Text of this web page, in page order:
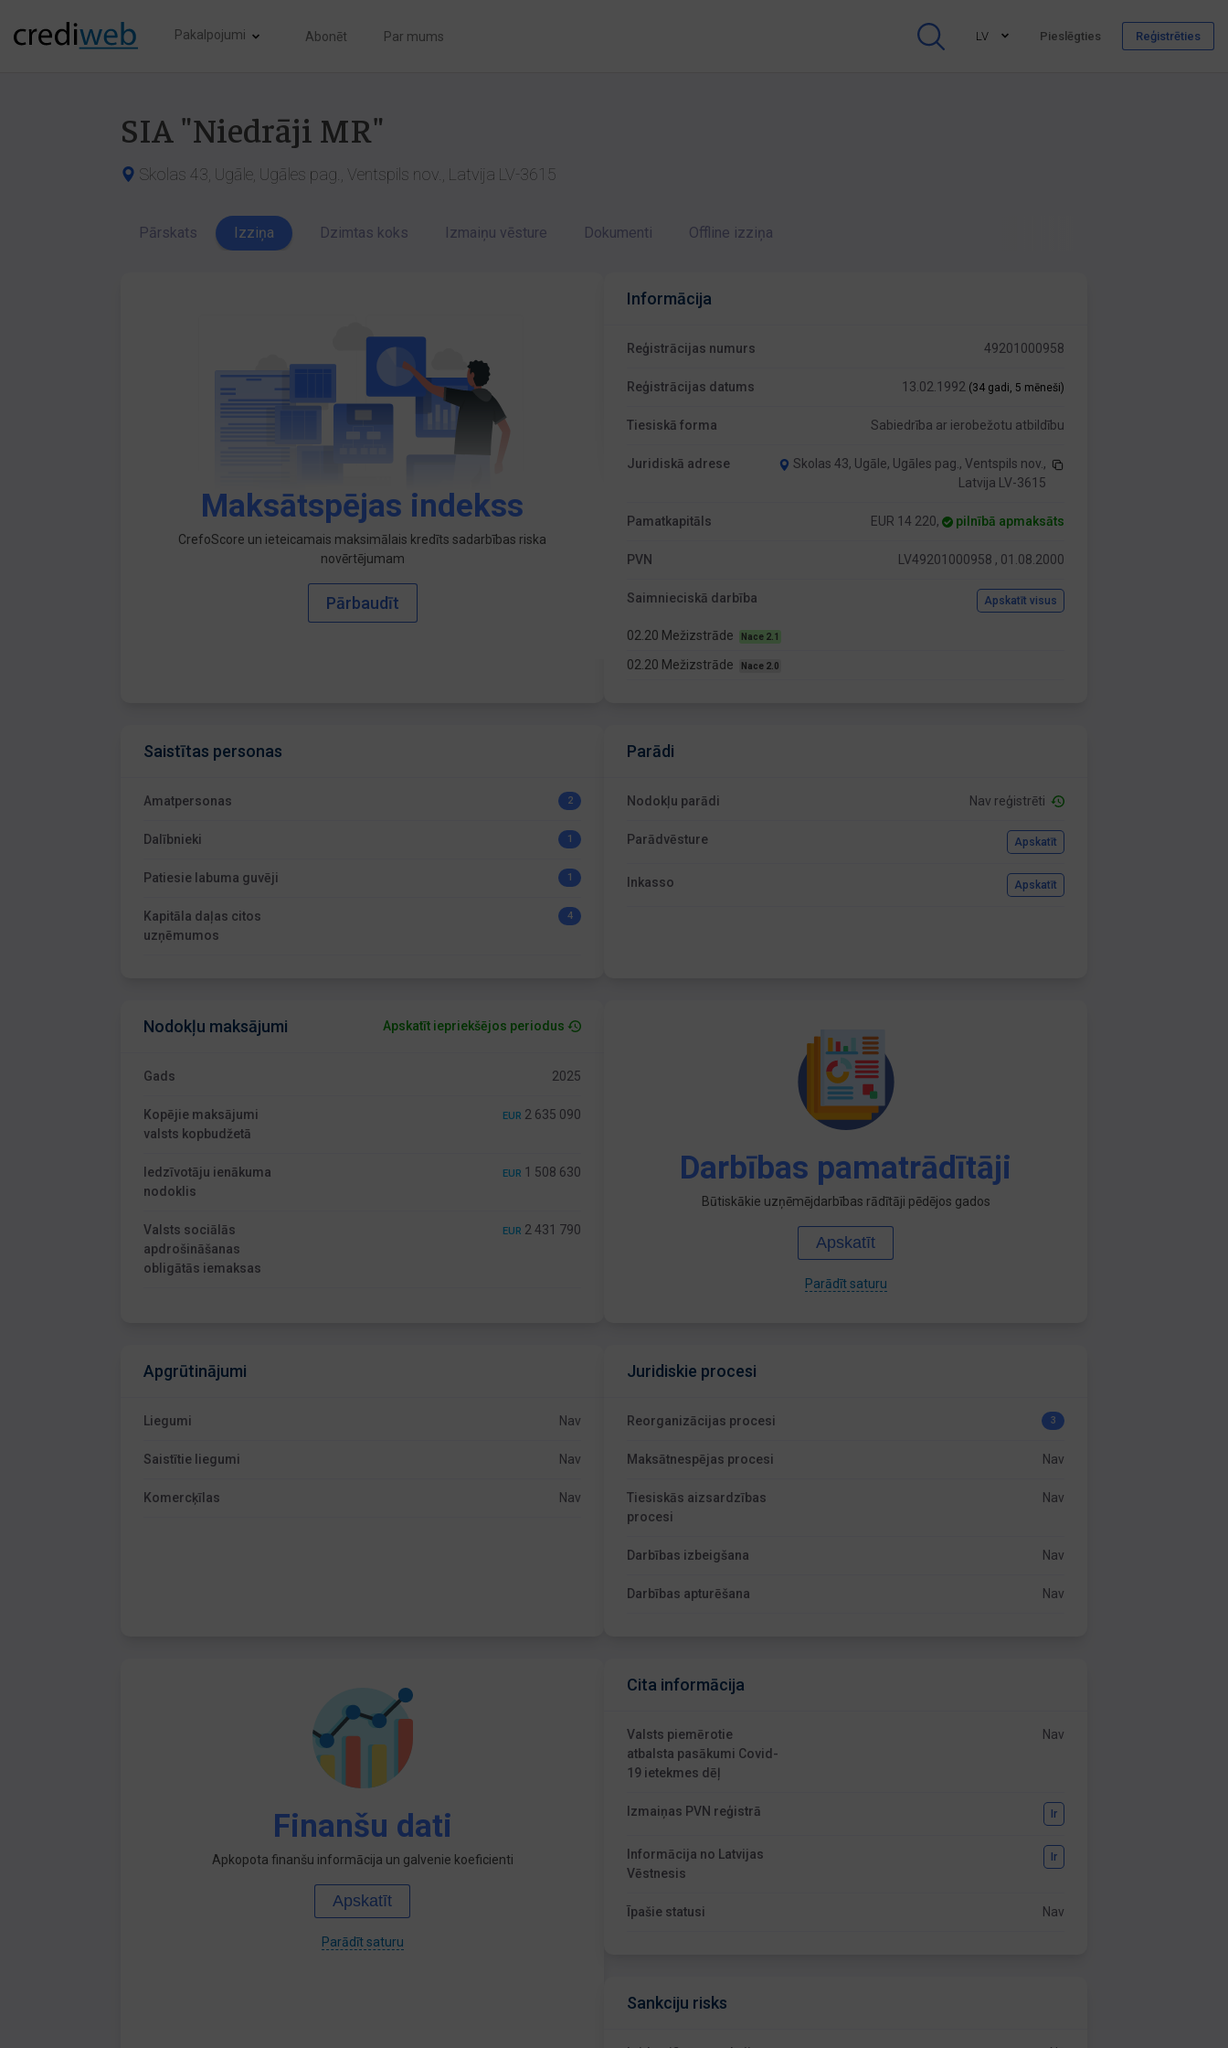
Pakalpojumi Abonēt Par mums LV Pieslēgties Reģistrēties
SIA "Niedrāji MR"
Skolas 43, Ugāle, Ugāles pag., Ventspils nov., Latvija LV-3615
Pārskats Izziņa Dzimtas koks Izmaiņu vēsture Dokumenti Offline izziņa
Maksātspējas indekss
CrefoScore un ieteicamais maksimālais kredīts sadarbības riska
novērtējumam
Pārbaudīt
Informācija
Reģistrācijas numurs 49201000958
Reģistrācijas datums 13.02.1992 (34 gadi, 5 mēneši)
Tiesiskā forma Sabiedrība ar ierobežotu atbildību
Juridiskā adrese
Skolas 43, Ugāle, Ugāles pag., Ventspils nov.,
Latvija LV-3615
Pamatkapitāls EUR 14 220, pilnībā apmaksāts
PVN LV49201000958 , 01.08.2000
Saimnieciskā darbība Apskatīt visus
02.20 Mežizstrāde Nace 2.1
02.20 Mežizstrāde Nace 2.0
Saistītas personas
Amatpersonas 2
Dalībnieki 1
Patiesie labuma guvēji 1
Kapitāla daļas citos
uzņēmumos
4
Parādi
Nodokļu parādi Nav reģistrēti
Parādvēsture Apskatīt
Inkasso Apskatīt
Nodokļu maksājumi Apskatīt iepriekšējos periodus
Gads 2025
Kopējie maksājumi
valsts kopbudžetā
EUR 2 635 090
Iedzīvotāju ienākuma
nodoklis
EUR 1 508 630
Valsts sociālās
apdrošināšanas
obligātās iemaksas
EUR 2 431 790
Darbības pamatrādītāji
Būtiskākie uzņēmējdarbības rādītāji pēdējos gados
Apskatīt
Parādīt saturu
Apgrūtinājumi
Liegumi Nav
Saistītie liegumi Nav
Komercķīlas Nav
Juridiskie procesi
Reorganizācijas procesi 3
Maksātnespējas procesi Nav
Tiesiskās aizsardzības
procesi
Nav
Darbības izbeigšana Nav
Darbības apturēšana Nav
Finanšu dati
Apkopota finanšu informācija un galvenie koeficienti
Apskatīt
Parādīt saturu
Cita informācija
Valsts piemērotie
atbalsta pasākumi Covid-
19 ietekmes dēļ
Nav
Izmaiņas PVN reģistrā Ir
Informācija no Latvijas
Vēstnesis
Ir
Īpašie statusi Nav
Sankciju risks